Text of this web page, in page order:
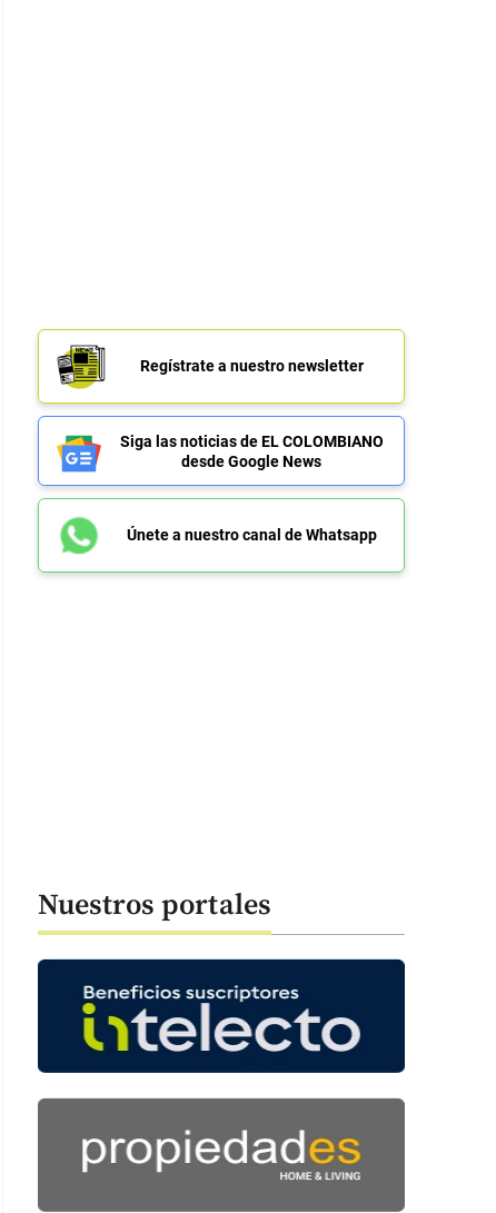
Regístrate a nuestro newsletter
Siga las noticias de EL COLOMBIANO
desde Google News
Únete a nuestro canal de Whatsapp
Nuestros portales